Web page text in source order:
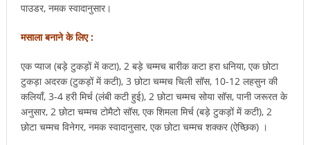
पाउडर, नमक स्वादानुसार।
मसाला बनाने के लिए :
एक प्याज (बड़े टुकड़ों में कटा), 2 बड़े चम्मच बारीक कटा हरा धनिया, एक छोटा
टुकड़ा अदरक (टुकड़ों में कटी), 3 छोटा चम्मच चिली सॉस, 10-12 लहसुन की
कलियाँ, 3-4 हरी मिर्च (लंबी कटी हुई), 2 छोटा चम्मच सोया सॉस, पानी जरूरत के
अनुसार, 2 छोटा चम्मच टोमैटो सॉस, एक शिमला मिर्च (बड़े टुकड़ों में कटी), 2
छोटा चम्मच विनेगर, नमक स्वादानुसार, एक छोटा चम्मच शक्कर (ऐच्छिक) ।